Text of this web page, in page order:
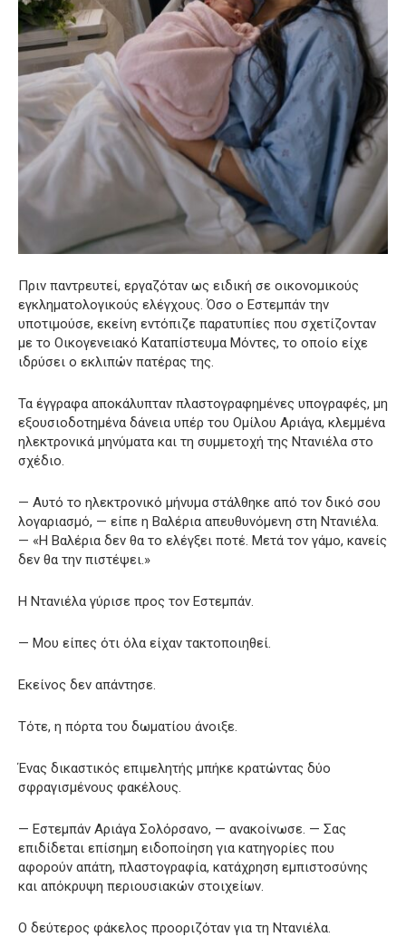
Πριν παντρευτεί, εργαζόταν ως ειδική σε οικονομικούς
εγκληματολογικούς ελέγχους. Όσο ο Εστεμπάν την
υποτιμούσε, εκείνη εντόπιζε παρατυπίες που σχετίζονταν
με το Οικογενειακό Καταπίστευμα Μόντες, το οποίο είχε
ιδρύσει ο εκλιπών πατέρας της.
Τα έγγραφα αποκάλυπταν πλαστογραφημένες υπογραφές, μη
εξουσιοδοτημένα δάνεια υπέρ του Ομίλου Αριάγα, κλεμμένα
ηλεκτρονικά μηνύματα και τη συμμετοχή της Ντανιέλα στο
σχέδιο.
— Αυτό το ηλεκτρονικό μήνυμα στάλθηκε από τον δικό σου
λογαριασμό, — είπε η Βαλέρια απευθυνόμενη στη Ντανιέλα.
— «Η Βαλέρια δεν θα το ελέγξει ποτέ. Μετά τον γάμο, κανείς
δεν θα την πιστέψει.»
Η Ντανιέλα γύρισε προς τον Εστεμπάν.
— Μου είπες ότι όλα είχαν τακτοποιηθεί.
Εκείνος δεν απάντησε.
Τότε, η πόρτα του δωματίου άνοιξε.
Ένας δικαστικός επιμελητής μπήκε κρατώντας δύο
σφραγισμένους φακέλους.
— Εστεμπάν Αριάγα Σολόρσανο, — ανακοίνωσε. — Σας
επιδίδεται επίσημη ειδοποίηση για κατηγορίες που
αφορούν απάτη, πλαστογραφία, κατάχρηση εμπιστοσύνης
και απόκρυψη περιουσιακών στοιχείων.
Ο δεύτερος φάκελος προοριζόταν για τη Ντανιέλα.